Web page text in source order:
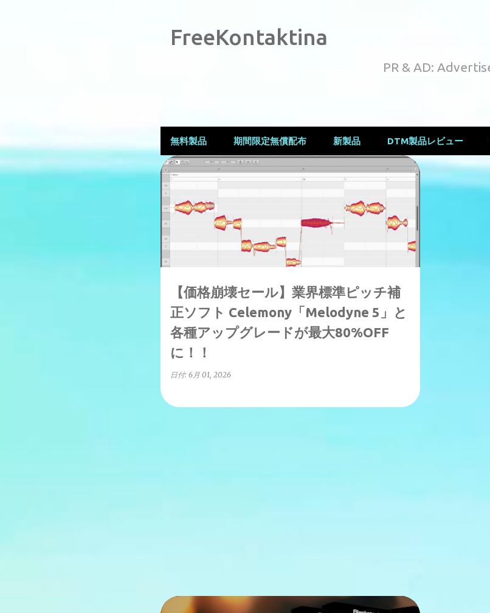
FreeKontaktina
PR & AD:
無料製品 期間限定無償配布 新製品 DTM製品レビュー
投
稿
【価格崩壊セール】業界標準ピッチ補
正ソフト Celemony「Melodyne 5」と
各種アップグレードが最大80%OFF
に！！
日付: 6月 01, 2026
↑80％OFF